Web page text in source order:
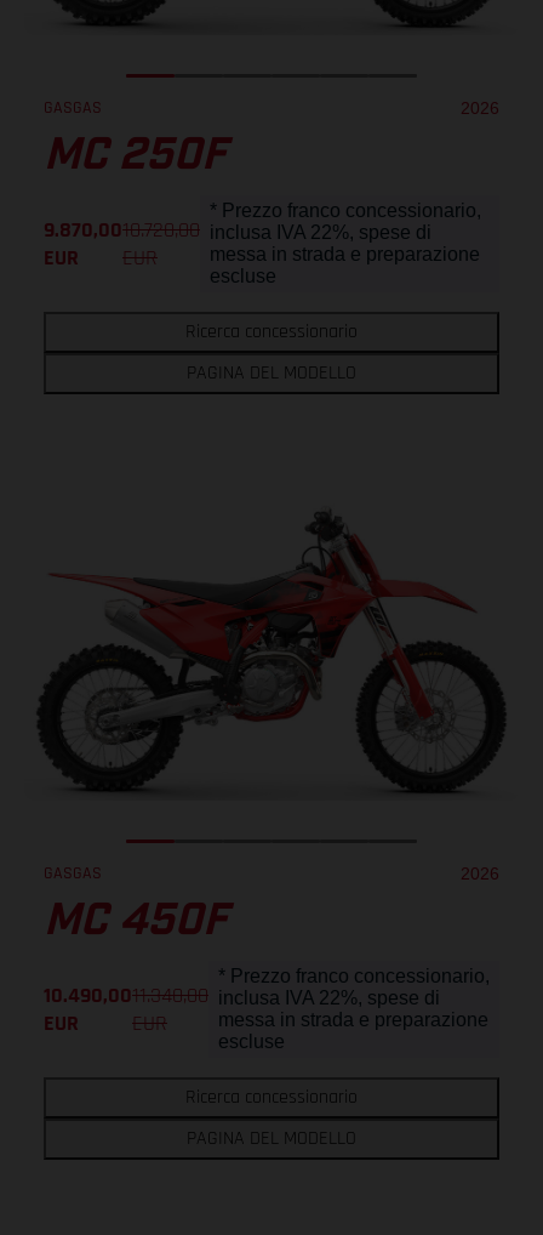
GASGAS 2026
MC 250F
9.870,00
EUR
10.720,00
EUR
* Prezzo franco concessionario,
inclusa IVA 22%, spese di
messa in strada e preparazione
escluse
Ricerca concessionario
PAGINA DEL MODELLO
GASGAS 2026
MC 450F
10.490,00
EUR
11.340,00
EUR
* Prezzo franco concessionario,
inclusa IVA 22%, spese di
messa in strada e preparazione
escluse
Ricerca concessionario
PAGINA DEL MODELLO